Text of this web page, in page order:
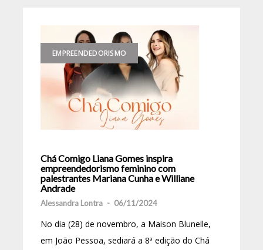
EMPREENDEDORISMO
Chá Comigo Liana Gomes inspira
empreendedorismo feminino com
palestrantes Mariana Cunha e Williane
Andrade
Alessandra Lontra - 06/11/2024
No dia (28) de novembro, a Maison Blunelle,
em João Pessoa, sediará a 8ª edição do Chá